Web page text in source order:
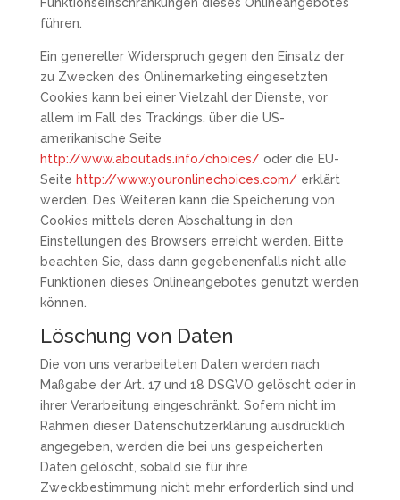
führen.
Ein genereller Widerspruch gegen den Einsatz der
zu Zwecken des Onlinemarketing eingesetzten
Cookies kann bei einer Vielzahl der Dienste, vor
allem im Fall des Trackings, über die US-
amerikanische Seite
http://www.aboutads.info/choices/oder die EU-
Seite http://www.youronlinechoices.com/erklärt
werden. Des Weiteren kann die Speicherung von
Cookies mittels deren Abschaltung in den
Einstellungen des Browsers erreicht werden. Bitte
beachten Sie, dass dann gegebenenfalls nicht alle
Funktionen dieses Onlineangebotes genutzt werden
können.
Löschung von Daten
Die von uns verarbeiteten Daten werden nach
Maßgabe der Art. 17 und 18 DSGVO gelöscht oder in
ihrer Verarbeitung eingeschränkt. Sofern nicht im
Rahmen dieser Datenschutzerklärung ausdrücklich
angegeben, werden die bei uns gespeicherten
Daten gelöscht, sobald sie für ihre
Zweckbestimmung nicht mehr erforderlich sind und